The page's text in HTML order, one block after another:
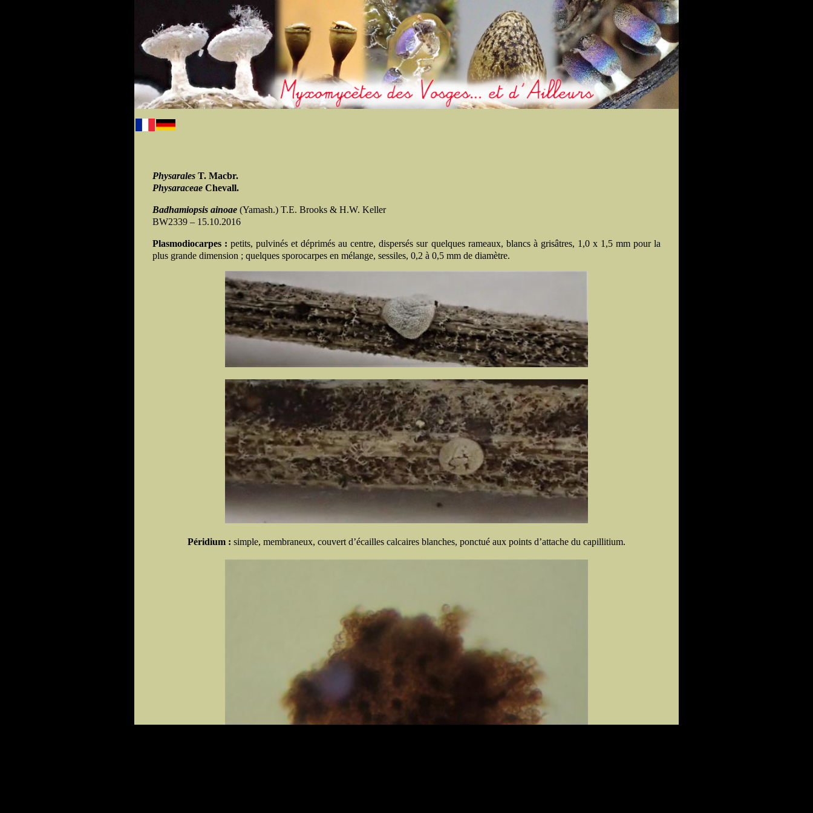
Physarales T. Macbr.
Physaraceae Chevall.
Badhamiopsis ainoae (Yamash.) T.E. Brooks & H.W. Keller
BW2339 – 15.10.2016
Plasmodiocarpes : petits, pulvinés et déprimés au centre, dispersés sur quelques rameaux, blancs à grisâtres, 1,0 x 1,5 mm pour la
plus grande dimension ; quelques sporocarpes en mélange, sessiles, 0,2 à 0,5 mm de diamètre.
Péridium : simple, membraneux, couvert d’écailles calcaires blanches, ponctué aux points d’attache du capillitium.